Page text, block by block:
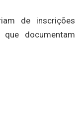
de inscrições
documentam